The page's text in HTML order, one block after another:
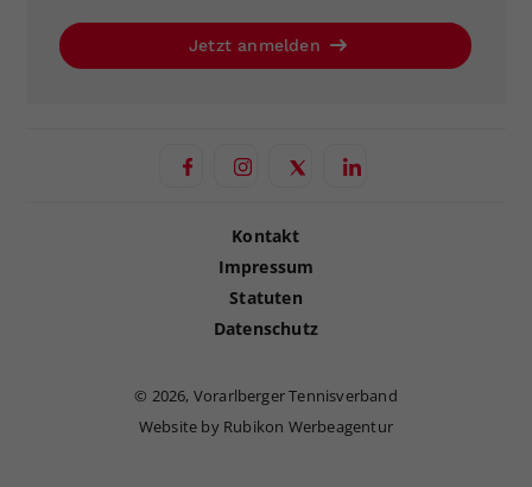
Jetzt anmelden
Kontakt
Impressum
Statuten
Datenschutz
© 2026, Vorarlberger Tennisverband
Website by Rubikon Werbeagentur